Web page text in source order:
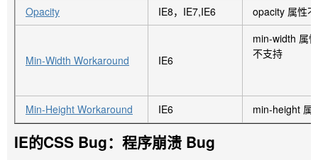
Button Background Shift
On :active Bug
偏移）
IE8
做偏移，可
时的-ms-
x和-ms-
来改变这个
Ignored :focus Bug
IE8
contains
followed by
Opacity
IE8，IE7,IE6 opacity 属性
Min-Width Workaround IE6
min-width 属性
不支持
Min-Height Workaround IE6 min-height 属
IE的CSS Bug：程序崩溃 Bug